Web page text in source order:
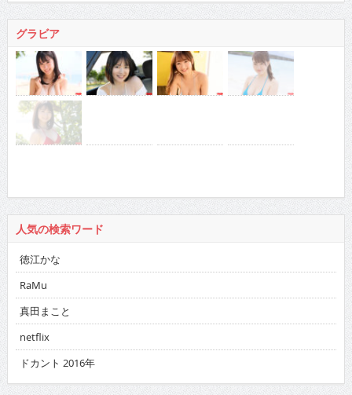
グラビア
人気の検索ワード
徳江かな
RaMu
真田まこと
netflix
ドカント 2016年